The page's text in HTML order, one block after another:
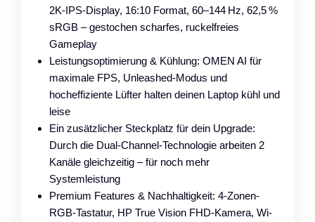
2K-IPS-Display, 16:10 Format, 60–144 Hz, 62,5 %
sRGB – gestochen scharfes, ruckelfreies
Gameplay
Leistungsoptimierung & Kühlung: OMEN AI für
maximale FPS, Unleashed-Modus und
hocheffiziente Lüfter halten deinen Laptop kühl und
leise
Ein zusätzlicher Steckplatz für dein Upgrade:
Durch die Dual-Channel-Technologie arbeiten 2
Kanäle gleichzeitig – für noch mehr
Systemleistung
Premium Features & Nachhaltigkeit: 4-Zonen-
RGB-Tastatur, HP True Vision FHD-Kamera, Wi-